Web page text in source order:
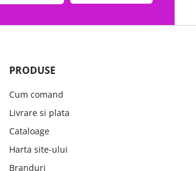
PRODUSE
Cum comand
Livrare si plata
Cataloage
Harta site-ului
Branduri